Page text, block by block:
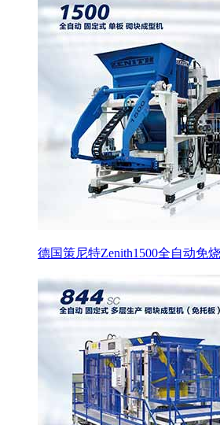
德国策尼特Zenith1500全自动免